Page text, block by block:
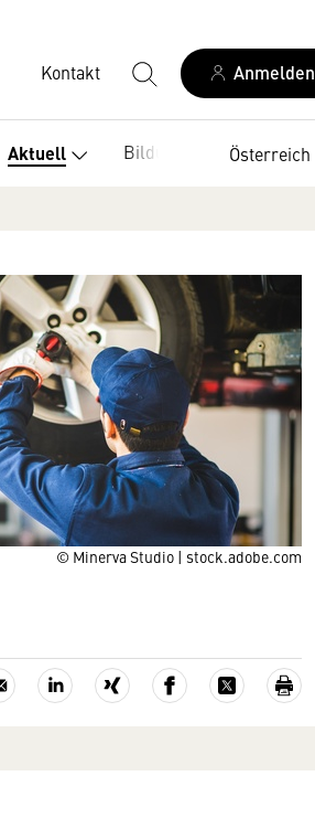
Kontakt Anmelden
Aktuell Bildung Service
Österreich
© Minerva Studio | stock.adobe.com